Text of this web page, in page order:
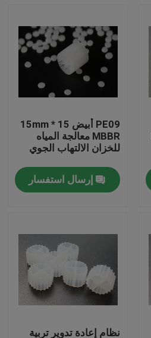
PE09 أبيض 15 * 15mm
MBBR معالجة المياه
للخزان الالتهاب الجوي
إرسال استفسار
نظام إعادة تدوير تربية